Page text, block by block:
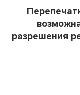
разрешения